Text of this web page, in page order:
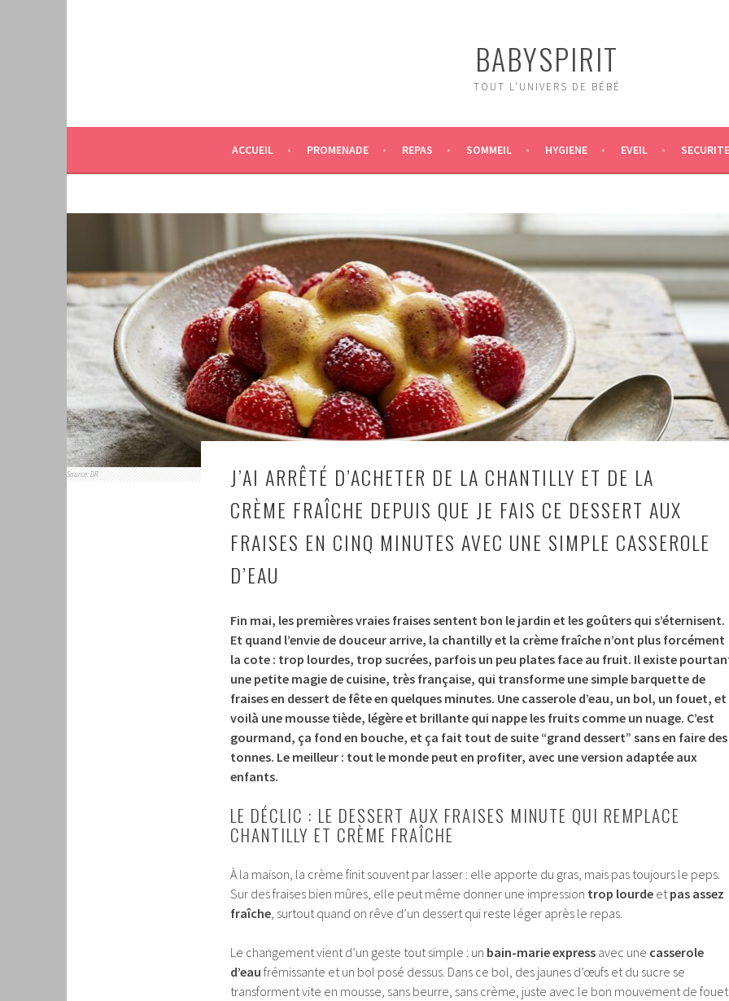
BABYSPIRIT
TOUT L'UNIVERS DE BÉBÉ
ACCUEIL PROMENADE REPAS SOMMEIL HYGIENE EVEIL SECURITE
Source: DR
J’AI ARRÊTÉ D’ACHETER DE LA CHANTILLY ET DE LA
CRÈME FRAÎCHE DEPUIS QUE JE FAIS CE DESSERT AUX
FRAISES EN CINQ MINUTES AVEC UNE SIMPLE CASSEROLE
D’EAU
Fin mai, les premières vraies fraises sentent bon le jardin et les goûters qui s’éternisent.
Et quand l’envie de douceur arrive, la chantilly et la crème fraîche n’ont plus forcément
la cote : trop lourdes, trop sucrées, parfois un peu plates face au fruit. Il existe
une petite magie de cuisine, très française, qui transforme une simple barquette de
fraises en dessert de fête en quelques minutes. Une casserole d’eau, un bol, un fouet, et
voilà une mousse tiède, légère et brillante qui nappe les fruits comme un nuage. C’est
gourmand, ça fond en bouche, et ça fait tout de suite “grand dessert” sans en faire des
tonnes. Le meilleur : tout le monde peut en profiter, avec une version adaptée aux
enfants.
LE DÉCLIC : LE DESSERT AUX FRAISES MINUTE QUI REMPLACE
CHANTILLY ET CRÈME FRAÎCHE
À la maison, la crème finit souvent par lasser : elle apporte du gras, mais pas toujours le peps.
Sur des fraises bien mûres, elle peut même donner une impression trop lourde etpas assez
fraîche, surtout quand on rêve d’un dessert qui reste léger après le repas.
Le changement vient d’un geste tout simple : un bain-marie express avec une casserole
d’eau frémissante et un bol posé dessus. Dans ce bol, des jaunes d’œufs et du sucre se
transforment vite en mousse, sans beurre, sans crème, juste avec le bon mouvement de